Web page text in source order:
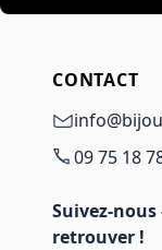
CONTACT
09 75 18
Suivez-
retrouver !